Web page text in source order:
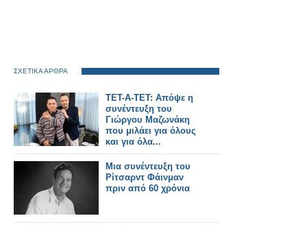
ΣΧΕΤΙΚΑ ΑΡΘΡΑ
ΤΕΤ-Α-ΤΕΤ: Απόψε η
συνέντευξη του
Γιώργου Μαζωνάκη
που μιλάει για όλους
και για όλα...
Μια συνέντευξη του
Ρίτσαρντ Φάινμαν
πριν από 60 χρόνια